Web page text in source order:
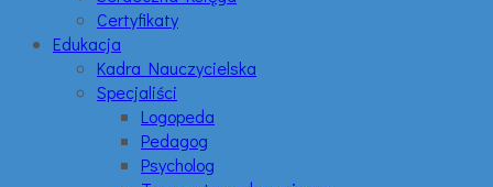
Certyfikaty
Edukacja
Kadra Nauczycielska
Specjaliści
Logopeda
Pedagog
Psycholog